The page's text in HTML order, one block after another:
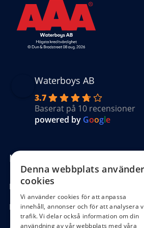
Waterboys AB
3.7
Baserat på 10 recensioner
powered by Google
Kundinformation
Köpvillkor
Hantering GDPR
Denna webbplats använder
cookies
Vi använder cookies för att anpassa
innehåll, annonser och för att analysera
trafik. Vi delar också information om din
användning av vår webbplats med våra